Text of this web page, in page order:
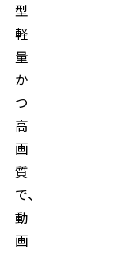
型
軽
量
か
つ
高
画
質
で、
動
画